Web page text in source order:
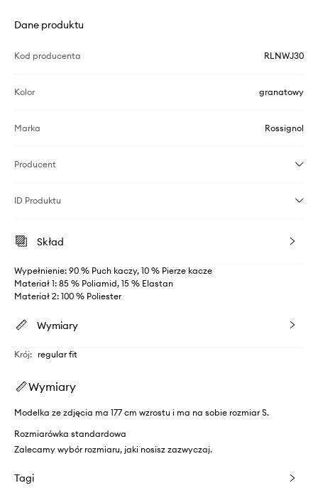
Dane produktu
Kod producenta RLNWJ30
Kolor granatowy
Marka Rossignol
Producent
ID Produktu
Skład
Wypełnienie: 90 % Puch kaczy, 10 % Pierze kacze
Materiał 1: 85 % Poliamid, 15 % Elastan
Materiał 2: 100 % Poliester
Wymiary
Krój: regular fit
Wymiary
Modelka ze zdjęcia ma 177 cm wzrostu i ma na sobie rozmiar S.
Rozmiarówka standardowa
Zalecamy wybór rozmiaru, jaki nosisz zazwyczaj.
Tagi